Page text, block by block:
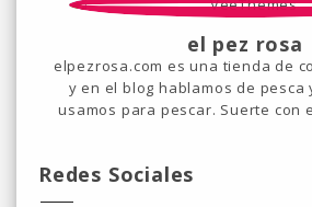
el pez rosa
elpezrosa.com es una tienda de
y en el blog hablamos de pesca
usamos para pescar. Suerte con
Redes Sociales